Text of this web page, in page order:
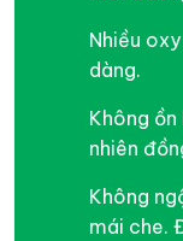
Nhiều
dàng.
Không
nhiên
Không
mái che.